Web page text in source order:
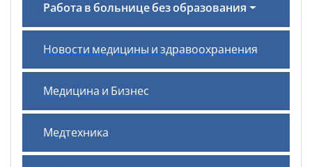
Работа в больнице без образования
Новости медицины и здравоохранения
Медицина и Бизнес
Медтехника